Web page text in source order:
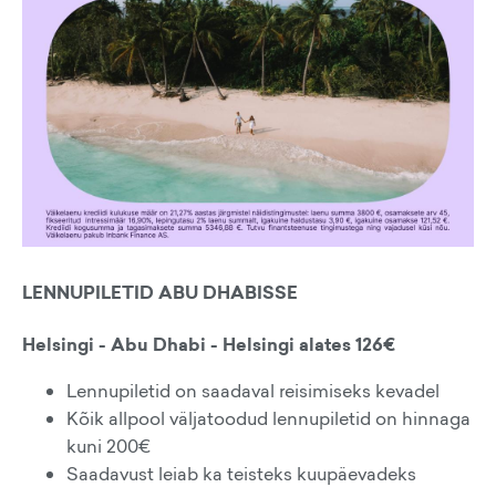
LENNUPILETID ABU DHABISSE
Helsingi - Abu Dhabi - Helsingi alates 126€
Lennupiletid on saadaval reisimiseks kevadel
Kõik allpool väljatoodud lennupiletid on hinnaga
kuni 200€
Saadavust leiab ka teisteks kuupäevadeks